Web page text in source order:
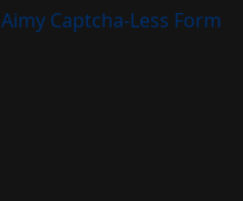
Aimy Captcha-Less Form